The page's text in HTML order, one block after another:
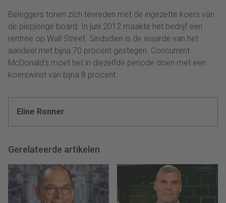
Beleggers tonen zich tevreden met de ingezette koers van
de piepjonge board. In juni 2012 maakte het bedrijf een
rentree op Wall Street. Sindsdien is de waarde van het
aandeel met bijna 70 procent gestegen. Concurrent
McDonald’s moet het in diezelfde periode doen met een
koerswinst van bijna 8 procent.
Eline Ronner
Gerelateerde artikelen